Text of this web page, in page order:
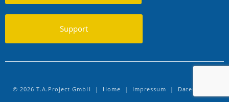
Support
© 2026 T.A.Project GmbH | Home | Impressum | Datenschutz